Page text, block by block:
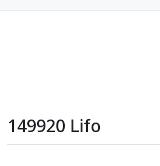
149920 Lifo